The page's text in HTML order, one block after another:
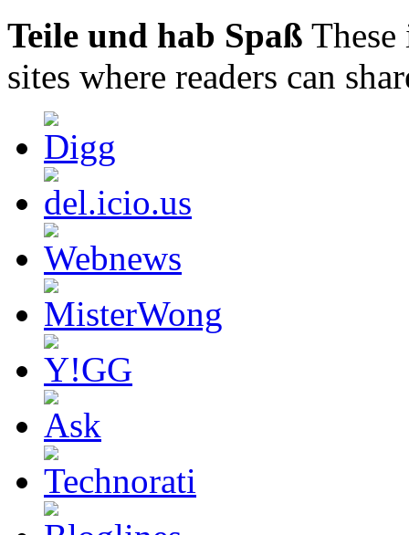
Teile und hab Spaß
sites where readers can